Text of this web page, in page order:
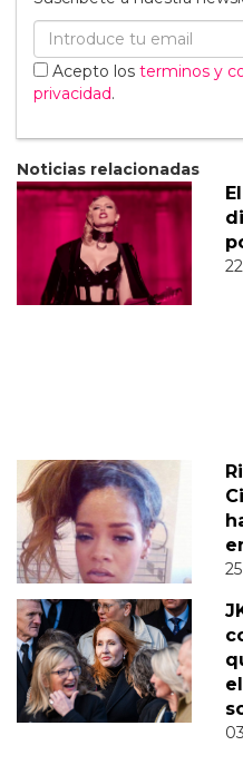
Acepto los terminos y
privacidad.
Noticias relacionadas